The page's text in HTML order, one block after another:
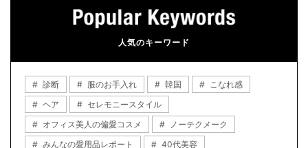
人気のキーワード
診断 服のお手入れ 韓国
こなれ感
ヘア
セレモニースタイル
オフィス美人の偏愛コスメ
ノーテクメーク
みんなの愛用品レポート
40代美容